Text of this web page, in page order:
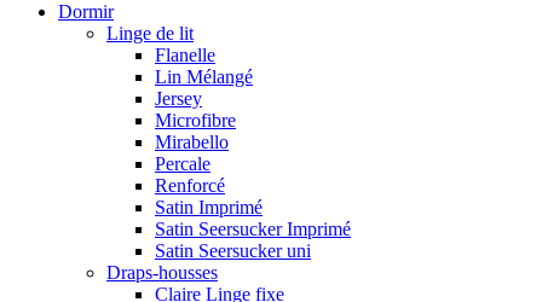
Dormir
Linge de lit
Flanelle
Lin Mélangé
Jersey
Microfibre
Mirabello
Percale
Renforcé
Satin Imprimé
Satin Seersucker Imprimé
Satin Seersucker uni
Draps-housses
Claire Linge fixe